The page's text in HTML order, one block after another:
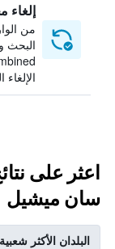
إلغاء
من
البحث
اعثر على
سان ميشيل
البلدان الأكثر شعبية